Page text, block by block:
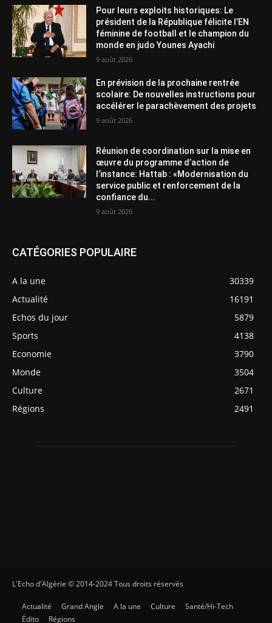
Pour leurs exploits historiques: Le
président de la République félicite l’EN
féminine de football et le champion du
monde en judo Younes Ayachi
9 août 2026
En prévision de la prochaine rentrée
scolaire: De nouvelles instructions pour
accélérer le parachèvement des projets
9 août 2026
Réunion de coordination sur la mise en
œuvre du programme d’action de
l’instance: Hattab : «Modernisation du
service public et renforcement de la
confiance du...
9 août 2026
CATÉGORIES POPULAIRE
A la une
30339
Actualité
16191
Echos du jour
5879
Sports
4138
Economie
3790
Monde
3504
Culture
2671
Régions
2491
L'Echo d'Algérie © 2014-2024 Tous droits réservés
Actualité Grand Angle A la une Culture
Santé/Hi-Tech
Édito
Régions